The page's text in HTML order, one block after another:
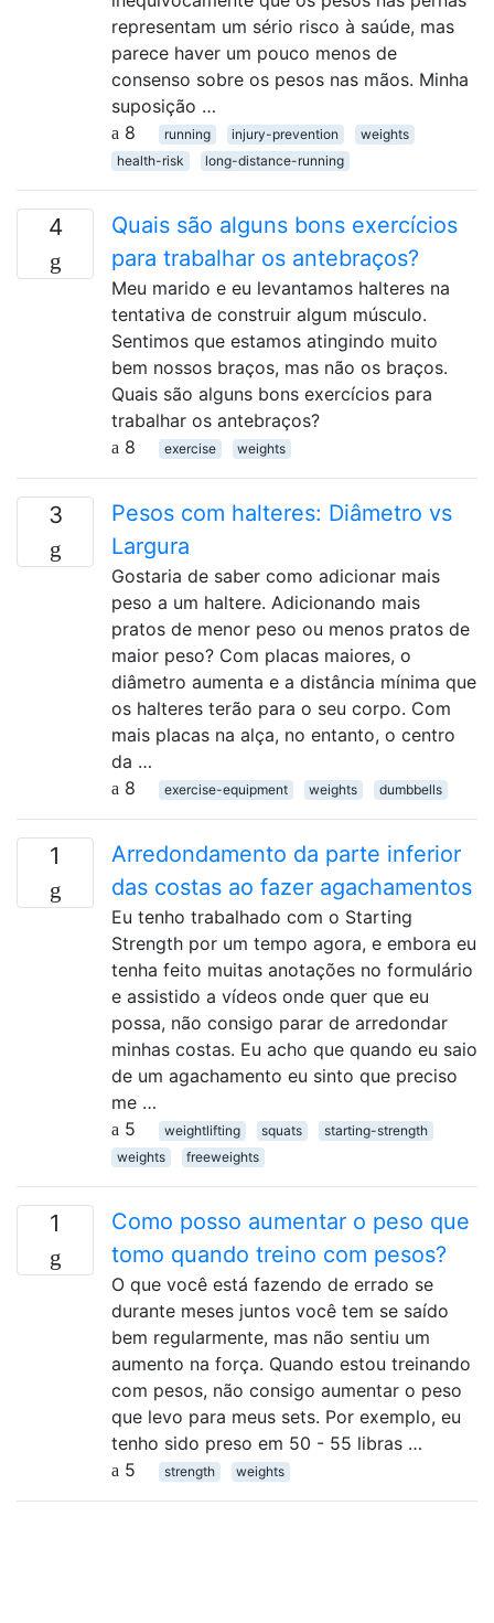
representam um sério risco à saúde, mas
parece haver um pouco menos de
consenso sobre os pesos nas mãos. Minha
suposição …
8
running injury-prevention
weights
health-risk
long-distance-running
4
Quais são alguns bons exercícios
para trabalhar os antebraços?
Meu marido e eu levantamos halteres na
tentativa de construir algum músculo.
Sentimos que estamos atingindo muito
bem nossos braços, mas não os braços.
Quais são alguns bons exercícios para
trabalhar os antebraços?
8
exercise weights
3
Pesos com halteres: Diâmetro vs
Largura
Gostaria de saber como adicionar mais
peso a um haltere. Adicionando mais
pratos de menor peso ou menos pratos de
maior peso? Com placas maiores, o
diâmetro aumenta e a distância mínima que
os halteres terão para o seu corpo. Com
mais placas na alça, no entanto, o centro
da …
8
exercise-equipment weights dumbbells
1
Arredondamento da parte inferior
das costas ao fazer agachamentos
Eu tenho trabalhado com o Starting
Strength por um tempo agora, e embora eu
tenha feito muitas anotações no formulário
e assistido a vídeos onde quer que eu
possa, não consigo parar de arredondar
minhas costas. Eu acho que quando eu saio
de um agachamento eu sinto que preciso
me …
5
weightlifting squats
starting-strength
weights
freeweights
1
Como posso aumentar o peso que
tomo quando treino com pesos?
O que você está fazendo de errado se
durante meses juntos você tem se saído
bem regularmente, mas não sentiu um
aumento na força. Quando estou treinando
com pesos, não consigo aumentar o peso
que levo para meus sets. Por exemplo, eu
tenho sido preso em 50 - 55 libras …
5
strength weights